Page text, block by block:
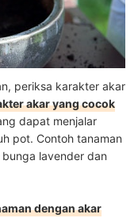
periksa karakter akar
akar yang cocok
dapat menjalar
pot. Contoh tanaman
lavender dan
dengan akar